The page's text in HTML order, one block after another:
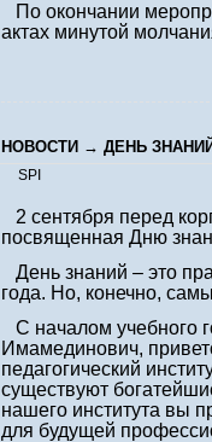
По окончании
актах минутой
НОВОСТИ → ДЕНЬ ЗНАНИЙ
SPI
2 сентября перед
посвященная Дню
День знаний – это
года. Но, конечно,
С началом учебного
Имамединович,
педагогический
существуют
нашего института вы
для будущей